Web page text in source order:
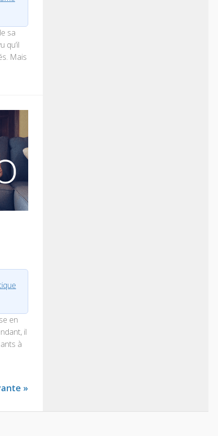
sa
qu’il
Mais
en
il
à
»